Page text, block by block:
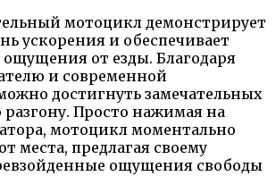
мотоцикл демонстрирует
ускорения и обеспечивает
от езды. Благодаря
и современной
достигнуть замечательных
разгону. Просто нажимая на
мотоцикл моментально
места, предлагая своему
ощущения свободы